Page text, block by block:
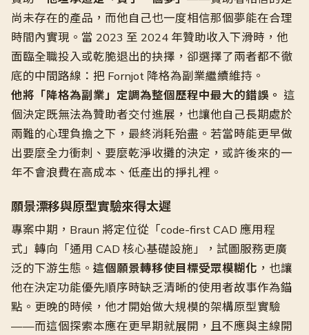
尚未存在的產品，而他自己也一度相信那個夢能在合理
時間內實現。當 2023 至 2024 年贊助收入下滑時，他
面臨全職投入或乾脆退出的抉擇，卻選擇了兩者都不徹
底的中間路線：把 Fornjot 降格為副業繼續維持。
他將「降格為副業」定調為整個歷程中最大的錯誤。 這
個決定既無法為贊助者交付進展，也讓他自己長期處於
兩難的心理負擔之下，最終消耗殆盡。若當時能更早做
出要麼全力衝刺、要麼乾淨收攤的決定，或許後來的一
年不會浪費在高成本、低產出的掙扎裡。
願景漂移與原型實驗來得太遲
專案中期，Braun 將定位從「code-first CAD 應用程
式」轉向「通用 CAD 核心基礎設施」，試圖服務更廣
泛的下游生態。 這個願景轉移使目標受眾模糊化 ，也讓
他在決定功能優先順序時缺乏清晰的使用者故事作為錨
點。更晚的時候，他才開始做大規模的架構原型實驗
——而這個探索本應在更早期就展開，且不應與主線開